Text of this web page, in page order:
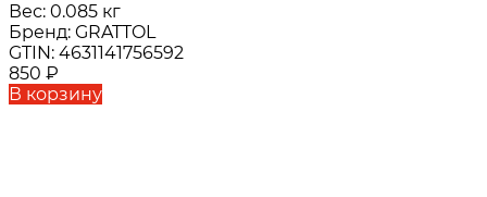
Вес: 0.085 кг
Бренд: GRATTOL
GTIN: 4631141756592
850 ₽
В корзину